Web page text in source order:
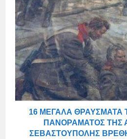
16 ΜΕΓΆΛΑ
ΠΑΝΟΡΆΜΑΤΟΣ ΤΗΣ
ΣΕΒΑΣΤΟΎΠΟΛΗΣ